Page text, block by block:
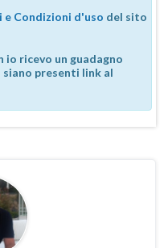
e Condizioni d'uso del sito
ricevo un guadagno
presenti link al